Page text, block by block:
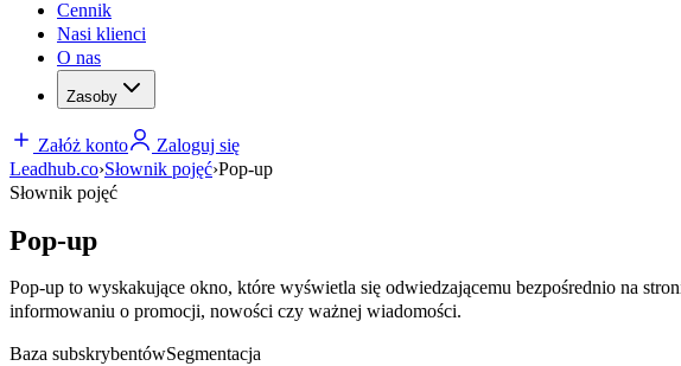
Cennik
Nasi klienci
O nas
Zasoby
Załóż konto
Zaloguj się
Leadhub.co›Słownik pojęć›Pop-up
Słownik pojęć
Pop-up
Pop-up to wyskakujące okno, które wyświetla się odwiedzającemu bezpośrednio na
informowaniu o promocji, nowości czy ważnej wiadomości.
Baza subskrybentówSegmentacja